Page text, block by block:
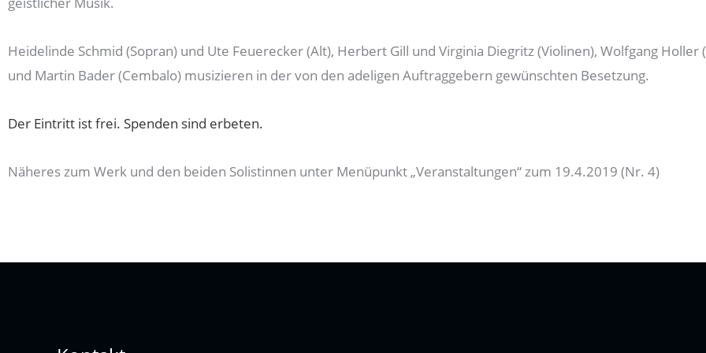
Heidelinde Schmid (Sopran) und Ute Feuerecker (Alt), Herbert Gill und Virginia Diegritz (Violinen), Wolfgang Holler
und Martin Bader (Cembalo) musizieren in der von den adeligen Auftraggebern gewünschten Besetzung.
Der Eintritt ist frei. Spenden sind erbeten.
Näheres zum Werk und den beiden Solistinnen unter Menüpunkt „Veranstaltungen“ zum 19.4.2019 (Nr. 4)